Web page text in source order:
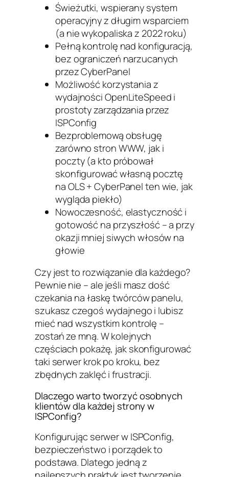
Świeżutki, wspierany system
operacyjny z długim wsparciem
(a nie wykopaliska z 2022 roku)
Pełną kontrolę nad konfiguracją,
bez ograniczeń narzucanych
przez CyberPanel
Możliwość korzystania z
wydajności OpenLiteSpeed i
prostoty zarządzania przez
ISPConfig
Bezproblemową obsługę
zarówno stron WWW, jak i
poczty (a kto próbował
skonfigurować własną pocztę
na OLS + CyberPanel ten wie, jak
wygląda piekło)
Nowoczesność, elastyczność i
gotowość na przyszłość – a przy
okazji mniej siwych włosów na
głowie
Czy jest to rozwiązanie dla każdego?
Pewnie nie – ale jeśli masz dość
czekania na łaskę twórców panelu,
szukasz czegoś wydajnego i lubisz
mieć nad wszystkim kontrolę –
zostań ze mną. W kolejnych
częściach pokażę, jak skonfigurować
taki serwer krok po kroku, bez
zbędnych zaklęć i frustracji.
Dlaczego warto tworzyć osobnych
klientów dla każdej strony w
ISPConfig?
Konfigurując serwer w ISPConfig,
bezpieczeństwo i porządek to
podstawa. Dlatego jedną z